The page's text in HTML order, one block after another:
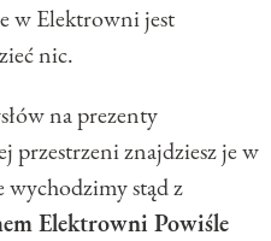
w Elektrowni jest
nic.
na prezenty
przestrzeni znajdziesz je w
stąd z
Elektrowni Powiśle